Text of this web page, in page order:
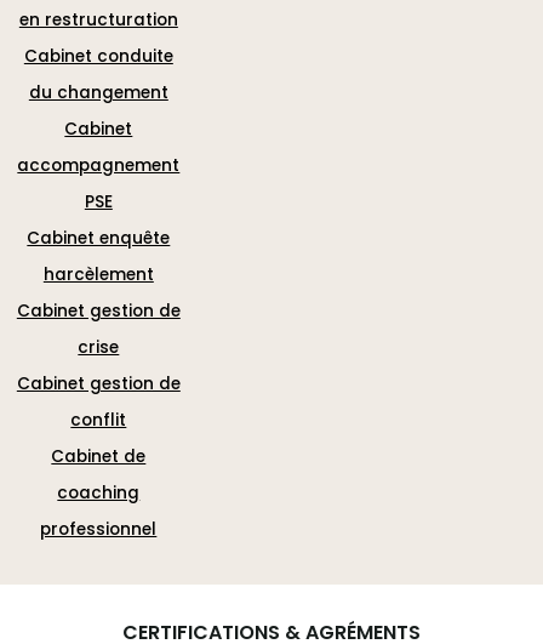
en restructuration
Cabinet conduite
du changement
Cabinet
accompagnement
PSE
Cabinet enquête
harcèlement
Cabinet gestion de
crise
Cabinet gestion de
conflit
Cabinet de
coaching
professionnel
CERTIFICATIONS & AGRÉMENTS